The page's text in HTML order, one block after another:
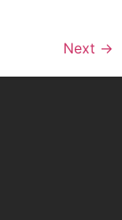
Next →